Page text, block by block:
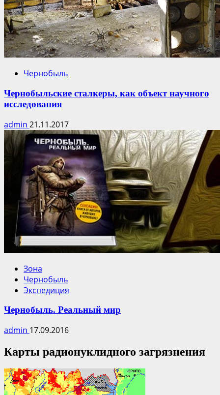
Чернобыль
Чернобыльские сталкеры, как объект научного
исследования
admin 21.11.2017
Зона
Чернобыль
Экспедиция
Чернобыль. Реальный мир
admin 17.09.2016
Карты радионуклидного загрязнения